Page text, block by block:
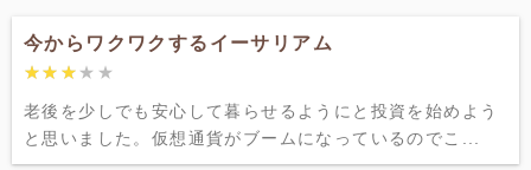
今からワクワクするイーサリアム
★★★★★
★★★★★
老後を少しでも安心して暮らせるようにと投資を始めよう
と思いました。仮想通貨がブームになっているのでこ...